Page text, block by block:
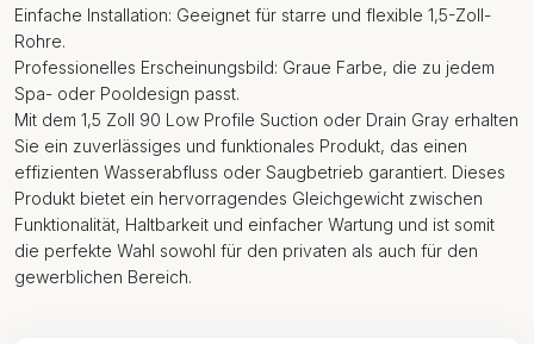
Einfache Installation: Geeignet für starre und flexible 1,5-Zoll-
Rohre.
Professionelles Erscheinungsbild: Graue Farbe, die zu jedem
Spa- oder Pooldesign passt.
Mit dem 1,5 Zoll 90 Low Profile Suction oder Drain Gray erhalten
Sie ein zuverlässiges und funktionales Produkt, das einen
effizienten Wasserabfluss oder Saugbetrieb garantiert. Dieses
Produkt bietet ein hervorragendes Gleichgewicht zwischen
Funktionalität, Haltbarkeit und einfacher Wartung und ist somit
die perfekte Wahl sowohl für den privaten als auch für den
gewerblichen Bereich.